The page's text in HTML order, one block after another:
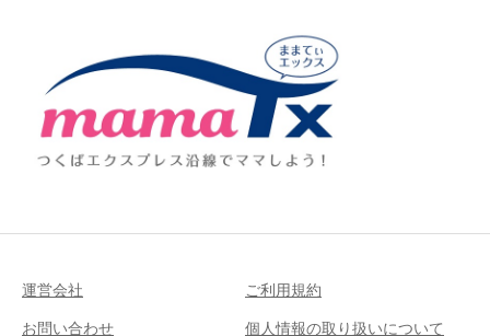
運営会社 ご利用規約
お問い合わせ 個人情報の取り扱いについて